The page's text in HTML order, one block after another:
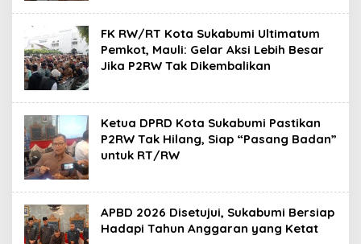
FK RW/RT Kota Sukabumi Ultimatum
Pemkot, Mauli: Gelar Aksi Lebih Besar
Jika P2RW Tak Dikembalikan
Ketua DPRD Kota Sukabumi Pastikan
P2RW Tak Hilang, Siap “Pasang Badan”
untuk RT/RW
APBD 2026 Disetujui, Sukabumi Bersiap
Hadapi Tahun Anggaran yang Ketat